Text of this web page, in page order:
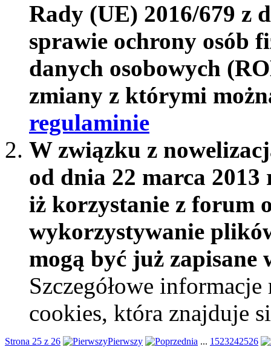
Rady (UE) 2016/679 z
sprawie ochrony osób
danych osobowych
zmiany z którymi
regulaminie
W związku z
od dnia 22 marca
iż korzystanie z forum
wykorzystywanie
mogą być już
Szczegółowe
cookies, która znajduje
Strona 25 z 26 Pierwszy ... 1523242526